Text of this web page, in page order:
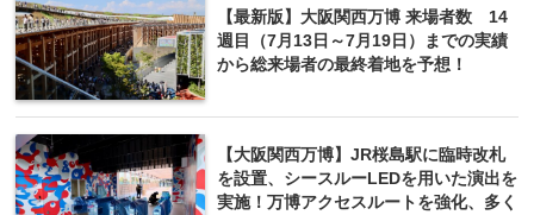
【最新版】大阪関西万博 来場者数 14
週目（7月13日～7月19日）までの実績
から総来場者の最終着地を予想！
【大阪関西万博】JR桜島駅に臨時改札
を設置、シースルーLEDを用いた演出を
実施！万博アクセスルートを強化、多く